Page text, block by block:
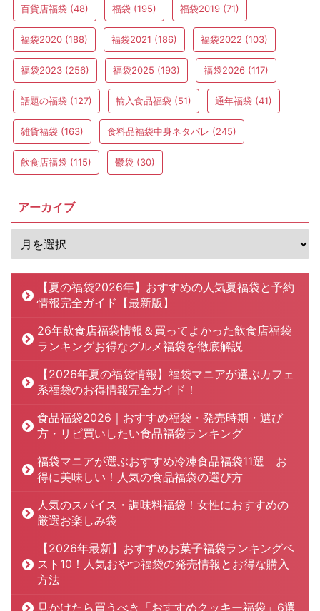
百貨店福袋 (48) 福袋 (195) 福袋2019 (71)
福袋2020 (188) 福袋2021 (186) 福袋2022 (103)
福袋2023 (256) 福袋2025 (193) 福袋2026 (117)
話題の福袋 (127) 輸入食品福袋 (51) 通年福袋 (41)
雑貨福袋 (163) 食料品福袋中身ネタバレ (245)
飲食店福袋 (115) 鬱袋 (30)
アーカイブ
【夏の福袋2026年】おすすめの人気夏福袋と予約
情報完全ガイド【最新版】
26年飲食店福袋情報＆買ってよかった飲食店福袋
ランキングお得なグルメ福袋を徹底解説
【2026年夏の福袋情報】福袋マニアが選ぶカフェ
系福袋のお得情報完全ガイド！
食品福袋2026｜おすすめ福袋・発売時期・選び
方・リピ買いしたい食品福袋ランキング
福袋マニアが選ぶおすすめ冷凍食品福袋11選 お
得に美味しい！人気の食品福袋の選び方
人気のスパイス・調味料福袋！女性におすすめの
厳選お楽しみ袋
【2026年最新】おすすめお菓子福袋ランキングベ
スト10！人気おやつ福袋の発売情報とお得な購入
方法
見かけたら買うべき「おすすめクッキー福袋」6選